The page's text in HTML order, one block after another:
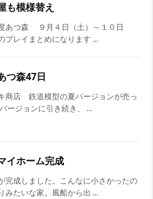
も模様替え
あつ森 ９月４日（土）～１０日
プレイまとめになります ...
つ森47日
商店 鉄道模型の夏バージョンが売っ
ージョンに引き続き、 ...
イホーム完成
完成しました。こんなに小さかったの
みたいな家。風船から出 ...